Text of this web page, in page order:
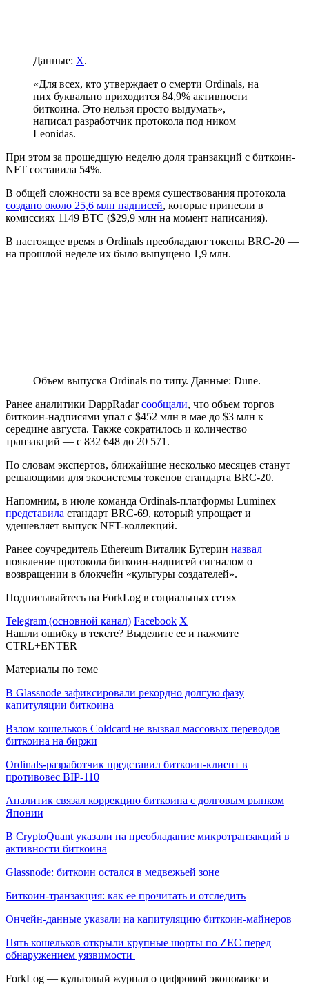
Данные: X.
«Для всех, кто утверждает о смерти Ordinals, на
них буквально приходится 84,9% активности
биткоина. Это нельзя просто выдумать», —
написал разработчик протокола под ником
Leonidas.
При этом за прошедшую неделю доля транзакций с биткоин-
NFT составила 54%.
В общей сложности за все время существования протокола
создано около 25,6 млн надписей, которые принесли в
комиссиях 1149 BTC ($29,9 млн на момент написания).
В настоящее время в Ordinals преобладают токены BRC-20 —
на прошлой неделе их было выпущено 1,9 млн.
Объем выпуска Ordinals по типу. Данные: Dune.
Ранее аналитики DappRadarсообщали, что объем торгов
биткоин-надписями упал с $452 млн в мае до $3 млн к
середине августа. Также сократилось и количество
транзакций — с 832 648 до 20 571.
По словам экспертов, ближайшие несколько месяцев станут
решающими для экосистемы токенов стандарта BRC-20.
Напомним, в июле команда Ordinals-платформы Luminex
представила стандарт BRC-69, который упрощает и
удешевляет выпуск NFT-коллекций.
Ранее соучредитель Ethereum Виталик Бутерин назвал
появление протокола биткоин-надписей сигналом о
возвращении в блокчейн «культуры создателей».
Подписывайтесь на ForkLog в социальных сетях
Telegram (основной канал) Facebook X
Нашли ошибку в тексте? Выделите ее и нажмите
CTRL+ENTER
Материалы по теме
В Glassnode зафиксировали рекордно долгую фазу
капитуляции биткоина
Взлом кошельков Coldcard не вызвал массовых переводов
биткоина на биржи
Ordinals-разработчик представил биткоин-клиент в
противовес BIP-110
Аналитик связал коррекцию биткоина с долговым рынком
Японии
В CryptoQuant указали на преобладание микротранзакций в
активности биткоина
Glassnode: биткоин остался в медвежьей зоне
Биткоин-транзакция: как ее прочитать и отследить
Ончейн-данные указали на капитуляцию биткоин-майнеров
Пять кошельков открыли крупные шорты по ZEC перед
обнаружением уязвимости
ForkLog — культовый журнал о цифровой экономике и